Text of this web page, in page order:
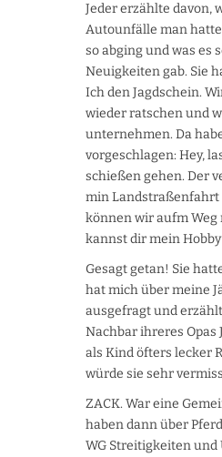
Jeder erzählte davon,
Autounfälle man
so abging und was es
Neuigkeiten gab. Sie
Ich den Jagdschein.
wieder ratschen und
unternehmen. Da
vorgeschlagen: Hey,
schießen gehen. Der
min Landstraßenfahrt
können wir aufm Weg
kannst dir mein
Gesagt getan! Sie
hat mich über meine
ausgefragt und
Nachbar ihreres Opas
als Kind öfters lecker
würde sie sehr
ZACK. War eine
haben dann über
WG Streitigkeiten